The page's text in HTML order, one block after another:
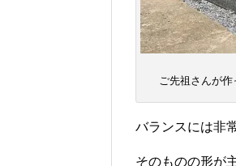
ご先祖さんが
バランスには非
そのものの形が